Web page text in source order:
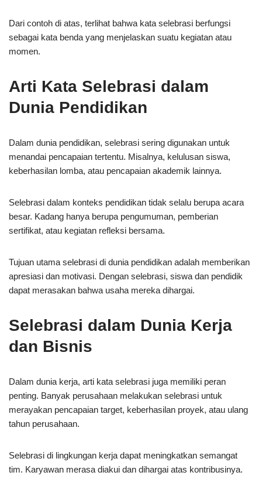
Dari contoh di atas, terlihat bahwa kata selebrasi berfungsi
sebagai kata benda yang menjelaskan suatu kegiatan atau
momen.
Arti Kata Selebrasi dalam
Dunia Pendidikan
Dalam dunia pendidikan, selebrasi sering digunakan untuk
menandai pencapaian tertentu. Misalnya, kelulusan siswa,
keberhasilan lomba, atau pencapaian akademik lainnya.
Selebrasi dalam konteks pendidikan tidak selalu berupa acara
besar. Kadang hanya berupa pengumuman, pemberian
sertifikat, atau kegiatan refleksi bersama.
Tujuan utama selebrasi di dunia pendidikan adalah memberikan
apresiasi dan motivasi. Dengan selebrasi, siswa dan pendidik
dapat merasakan bahwa usaha mereka dihargai.
Selebrasi dalam Dunia Kerja
dan Bisnis
Dalam dunia kerja, arti kata selebrasi juga memiliki peran
penting. Banyak perusahaan melakukan selebrasi untuk
merayakan pencapaian target, keberhasilan proyek, atau ulang
tahun perusahaan.
Selebrasi di lingkungan kerja dapat meningkatkan semangat
tim. Karyawan merasa diakui dan dihargai atas kontribusinya.